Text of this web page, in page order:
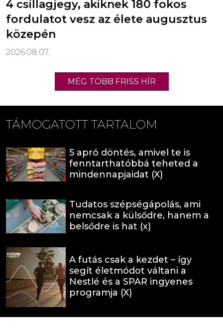
4 csillagjegy, akiknek 180 fokos
fordulatot vesz az élete augusztus
közepén
2026.08.07.
MÉG TÖBB FRISS HÍR
TÁMOGATOTT TARTALOM
5 apró döntés, amivel te is
fenntarthatóbbá teheted a
mindennapjaidat (X)
Tudatos szépségápolás, ami
nemcsak a külsődre, hanem a
belsődre is hat (x)
A futás csak a kezdet – így
segít életmódot váltani a
Nestlé és a SPAR ingyenes
programja (X)